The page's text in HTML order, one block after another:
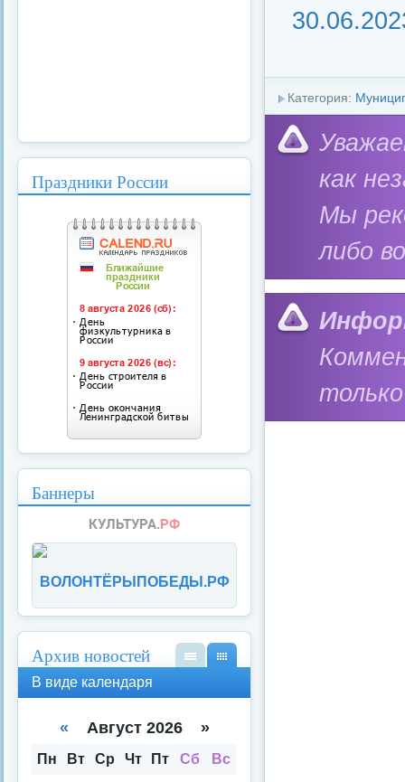
Категория:
как
Мы
либо
Праздники России
Баннеры
ВОЛОНТЁРЫПОБЕДЫ.РФ
Архив новостей
кал
аря
спи
В виде календаря
« Август 2026 »
Пн Вт Ср Чт Пт Сб Вс